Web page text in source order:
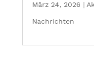
März 24, 2026 |
Nachrichten